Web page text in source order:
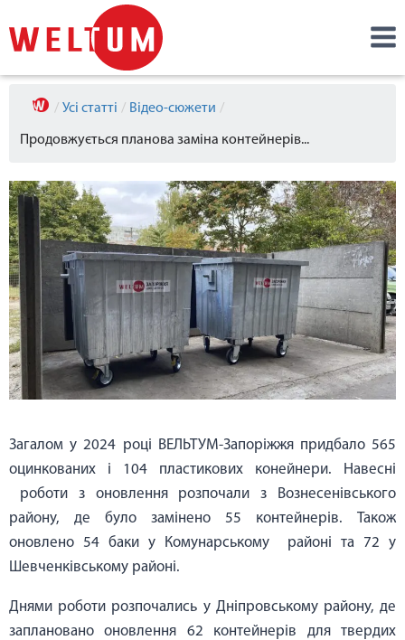
/ Усі статті / Відео-сюжети /
Продовжується планова заміна контейнерів...
Загалом у 2024 році ВЕЛЬТУМ-Запоріжжя придбало 565
оцинкованих і 104 пластикових конейнери. Навесні
роботи з оновлення розпочали з Вознесенівського
району, де було замінено 55 контейнерів. Також
оновлено 54 баки у Комунарському районі та 72 у
Шевченківському районі.
Днями роботи розпочались у Дніпровському району, де
заплановано оновлення 62 контейнерів для твердих